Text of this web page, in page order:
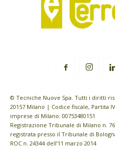
© Tecniche Nuove Spa. Tutti i diritti
20157 Milano | Codice fiscale, Partita
imprese di Milano: 00753480151
Registrazione Tribunale di Milano n.
registrata presso il Tribunale di
ROC n. 24344 dell’11 marzo 2014